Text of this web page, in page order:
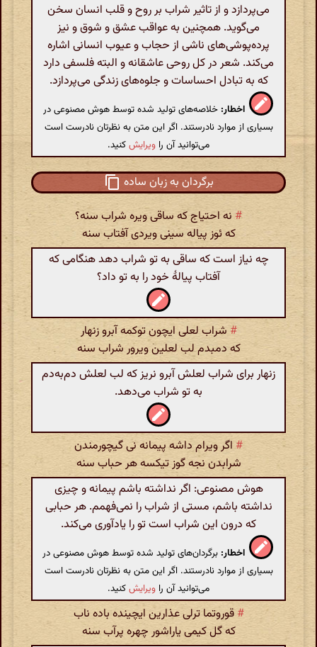
می‌پردازد و از تاثیر شراب بر روح و قلب انسان سخن
می‌گوید. همچنین به عواقب عشق و شوق و نیز
پرده‌پوشی‌های ناشی از حجاب و عیوب انسانی اشاره
می‌کند. شعر در کل روحی عاشقانه و البته فلسفی دارد
که به تبادل احساسات و جلوه‌های زندگی می‌پردازد.
اخطار: خلاصه‌های تولید شده توسط هوش مصنوعی در
بسیاری از موارد نادرستند. اگر این متن به نظرتان نادرست است
می‌توانید آن را ویرایشکنید.
برگردان به زبان ساده
# نه احتیاج که ساقی ویره شراب سنه؟
که ئوز پیاله سینی ویردی آفتاب سنه
چه نیاز است که ساقی به تو شراب دهد هنگامی که
آفتاب پیالهٔ خود را به تو داد؟
# شراب لعلی ایچون توکمه آبرو زنهار
که دمبدم لب لعلین ویرور شراب سنه
زنهار برای شراب لعلش آبرو نریز که لب لعلش دم‌به‌دم
به تو شراب می‌دهد.
# اگر ویرام داشه پیمانه نی گیچورمندن
شرابدن نجه گوز تیکسه هر حباب سنه
هوش مصنوعی: اگر نداشته باشم پیمانه و چیزی
نداشته باشم، مستی از شراب را نمی‌فهمم. هر حبابی
که درون این شراب است تو را یادآوری می‌کند.
اخطار: برگردان‌های تولید شده توسط هوش مصنوعی در
بسیاری از موارد نادرستند. اگر این متن به نظرتان نادرست است
می‌توانید آن را ویرایشکنید.
# قوروتما ترلی عذارین ایچینده باده ناب
که گل کیمی یاراشور چهره پرآب سنه